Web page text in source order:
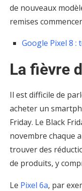
de nouveaux
remises
Google Pixel 8 :
La fièvre
Il est difficile de
acheter un
Friday. Le Black
novembre chaque
trouver des
de produits, y
Le Pixel 6a, par